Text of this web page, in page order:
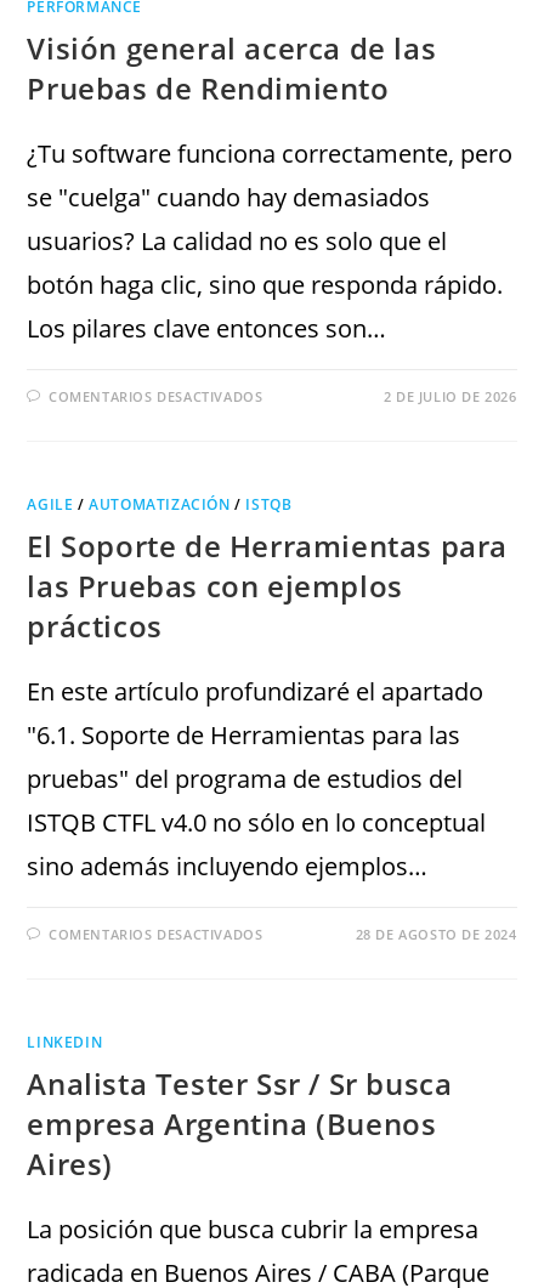
PERFORMANCE
Visión general acerca de las
Pruebas de Rendimiento
¿Tu software funciona correctamente, pero
se "cuelga" cuando hay demasiados
usuarios? La calidad no es solo que el
botón haga clic, sino que responda rápido.
Los pilares clave entonces son…
COMENTARIOS DESACTIVADOS 2 DE JULIO DE 2026
AGILE /AUTOMATIZACIÓN / ISTQB
El Soporte de Herramientas para
las Pruebas con ejemplos
prácticos
En este artículo profundizaré el apartado
"6.1. Soporte de Herramientas para las
pruebas" del programa de estudios del
ISTQB CTFL v4.0 no sólo en lo conceptual
sino además incluyendo ejemplos…
COMENTARIOS DESACTIVADOS 28 DE AGOSTO DE 2024
LINKEDIN
Analista Tester Ssr / Sr busca
empresa Argentina (Buenos
Aires)
La posición que busca cubrir la empresa
radicada en Buenos Aires / CABA (Parque